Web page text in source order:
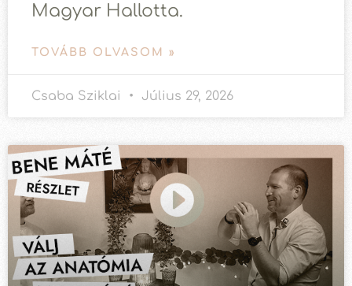
Magyar Hallotta.
TOVÁBB OLVASOM »
Csaba Sziklai Július 29, 2026